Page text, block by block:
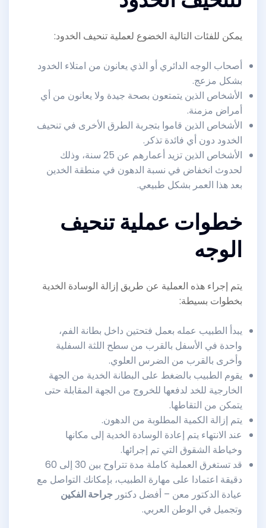
يمكن للفئات التالية الخضوع لعملية تنحيف الخدود:
أصحاب الوجه الدائري أو الذي يعانون من امتلاء الخدود
بشكل مزعج.
الأشخاص الذين يتمتعون بصحة جيدة ولا يعانون من أي
أمراض مزمنة.
الأشخاص الذين قاموا بتجربة الطرق الأخرى في تنحيف
الخدود دون أي فائدة تذكر.
الأشخاص الذين تزيد أعمارهم عن 25 سنة، وذلك
لحدوث انخفاض في نسبة الدهون في منطقة الخدين
بعد هذا العمر بشكل طبيعي.
خطوات عملية تنحيف
الوجه
يتم إجراء هذه العملية عن طريق إزالة الوسادة الخدية
بخطوات بسيطة:
يبدأ الطبيب عمله بعمل فتحتين داخل بطانة الفم،
واحدة في الأسفل بالقرب من سطح اللثة السفلية
وأخرى بالقرب من الضرس العلوي.
يقوم الطبيب بالضغط على البطانة الخدية من الجهة
الخارجية للخد لدفعها للخروج من الجهة المقابلة حتى
يتمكن من التقاطها.
يتم إزالة الكمية المطلوبة من الدهون.
عند الانتهاء يتم إعادة الوسادة الخدية إلى مكانها
وخياطة الشقوق التي تم إجرائها.
قد تستغرق العملية كاملة مدة تتراوح بين 30 إلى 60
دقيقة اعتمادا على مهارة الطبيب، بإمكانك التواصل مع
عيادة الدكتور معن – أفضل دكتور جراحة الفكين
وتجميل في الوطن العربي.